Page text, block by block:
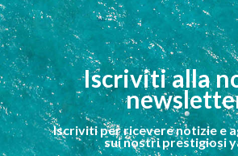
Iscriviti alla
Iscriviti per ricevere notizie e
sui nostri prestigiosi